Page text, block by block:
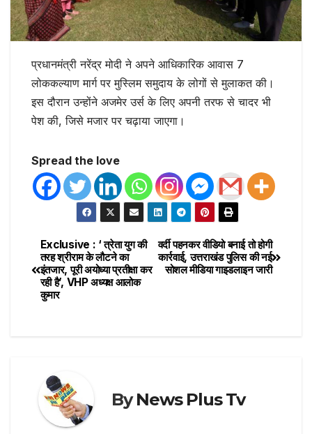
प्रधानमंत्री नरेंद्र मोदी ने अपने आधिकारिक आवास 7
लोककल्याण मार्ग पर मुस्लिम समुदाय के लोगों से मुलाकत की।
इस दौरान उन्होंने अजमेर उर्स के लिए अपनी तरफ से चादर भी
पेश की, जिसे मजार पर चढ़ाया जाएगा।
Spread the love
वर्दी पहनकर वीडियो बनाई तो होगी
कार्रवाई, उत्तराखंड पुलिस की नई
सोशल मीडिया गाइडलाइन जारी
Exclusive : ‘ त्रेता युग की
तरह श्रीराम के लौटने का
इंतजार, पूरी अयोध्या प्रतीक्षा कर
रही है’, VHP अध्यक्ष आलोक
कुमार
ByNews Plus Tv